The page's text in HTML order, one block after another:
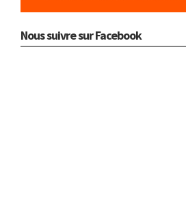
Nous suivre sur Facebook